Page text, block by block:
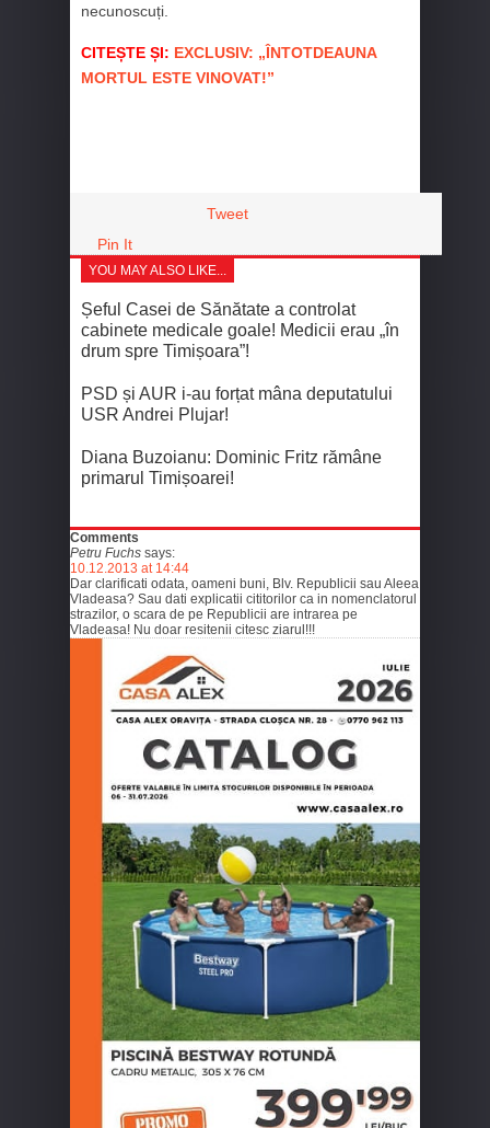
necunoscuți.
CITEȘTE ȘI: EXCLUSIV: „ÎNTOTDEAUNA
MORTUL ESTE VINOVAT!”
Tweet
Pin It
YOU MAY ALSO LIKE...
Șeful Casei de Sănătate a controlat
cabinete medicale goale! Medicii erau „în
drum spre Timișoara”!
PSD și AUR i-au forțat mâna deputatului
USR Andrei Plujar!
Diana Buzoianu: Dominic Fritz rămâne
primarul Timișoarei!
Comments
Petru Fuchs says:
10.12.2013 at 14:44
Dar clarificati odata, oameni buni, Blv. Republicii sau Aleea
Vladeasa? Sau dati explicatii cititorilor ca in nomenclatorul
strazilor, o scara de pe Republicii are intrarea pe
Vladeasa! Nu doar resitenii citesc ziarul!!!